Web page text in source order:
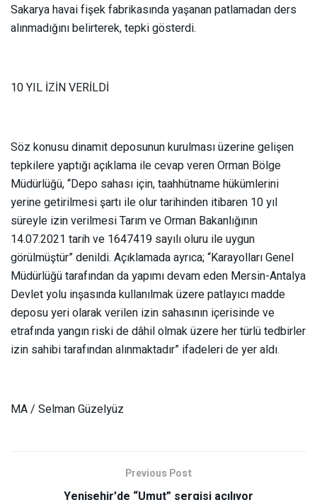
Sakarya havai fişek fabrikasında yaşanan patlamadan ders
alınmadığını belirterek, tepki gösterdi.
10 YIL İZİN VERİLDİ
Söz konusu dinamit deposunun kurulması üzerine gelişen
tepkilere yaptığı açıklama ile cevap veren Orman Bölge
Müdürlüğü, “Depo sahası için, taahhütname hükümlerini
yerine getirilmesi şartı ile olur tarihinden itibaren 10 yıl
süreyle izin verilmesi Tarım ve Orman Bakanlığının
14.07.2021 tarih ve 1647419 sayılı oluru ile uygun
görülmüştür” denildi. Açıklamada ayrıca; “Karayolları Genel
Müdürlüğü tarafından da yapımı devam eden Mersin-Antalya
Devlet yolu inşasında kullanılmak üzere patlayıcı madde
deposu yeri olarak verilen izin sahasının içerisinde ve
etrafında yangın riski de dâhil olmak üzere her türlü tedbirler
izin sahibi tarafından alınmaktadır” ifadeleri de yer aldı.
MA / Selman Güzelyüz
Previous Post
Yenişehir’de “Umut” sergisi açılıyor